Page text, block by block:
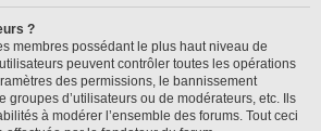
?
membres possédant le plus haut niveau de
peuvent contrôler toutes les opérations
des permissions, le bannissement
groupes d’utilisateurs ou de modérateurs, etc. Ils
à modérer l’ensemble des forums. Tout ceci